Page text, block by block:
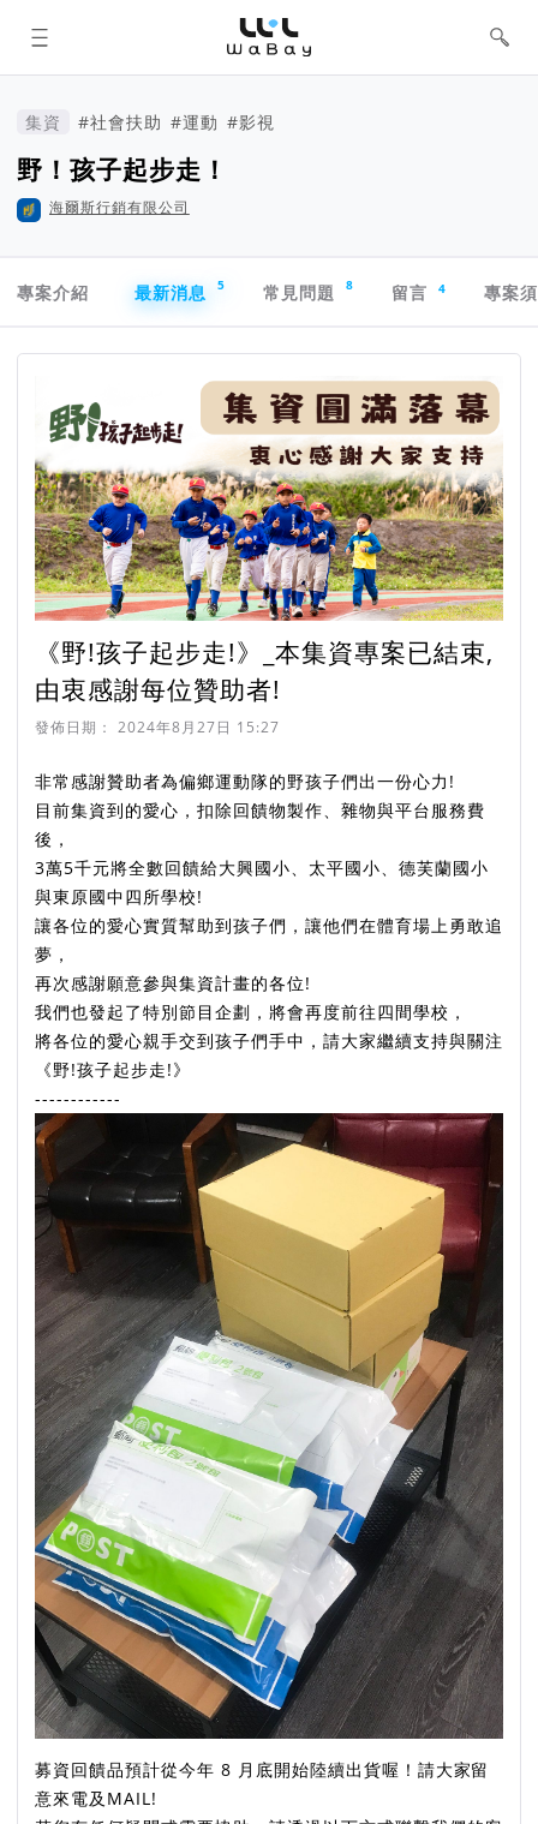
WaBay 挖貝 | 台灣最值得信賴的群眾
集資 / 群眾募資平台
集資 #社會扶助 #運動 #影視
野！孩子起步走！
海爾斯行銷有限公司
專案介紹
最新消息 5 常見問題 8 留言 4 專案
《野!孩子起步走!》_本集資專案已結束,
由衷感謝每位贊助者!
發佈日期： 2024年8月27日 15:27
非常感謝贊助者為偏鄉運動隊的野孩子們出一份心力!
目前集資到的愛心，扣除回饋物製作、雜物與平台服務費
後，
3萬5千元將全數回饋給大興國小、太平國小、德芙蘭國小
與東原國中四所學校!
讓各位的愛心實質幫助到孩子們，讓他們在體育場上勇敢追
夢，
再次感謝願意參與集資計畫的各位!
我們也發起了特別節目企劃，將會再度前往四間學校，
將各位的愛心親手交到孩子們手中，請大家繼續支持與關注
《野!孩子起步走!》
------------
募資回饋品預計從今年 8 月底開始陸續出貨喔！請大家留
意來電及MAIL!